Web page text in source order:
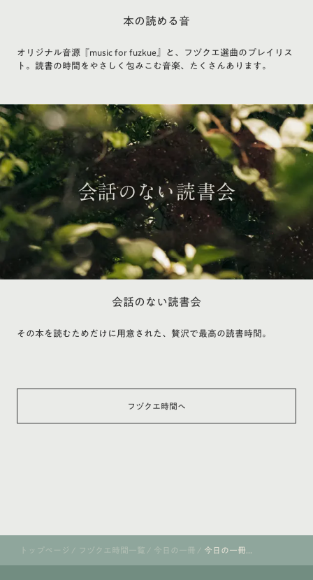
本の読める音
オリジナル音源『music for fuzkue』と、フヅクエ選曲のプレイリス
ト。読書の時間をやさしく包みこむ音楽、たくさんあります。
会話のない読書会
その本を読むためだけに用意された、贅沢で最高の読書時間。
フヅクエ時間へ
トップページ / フヅクエ時間一覧 / 今日の一冊 / 今日の一冊...